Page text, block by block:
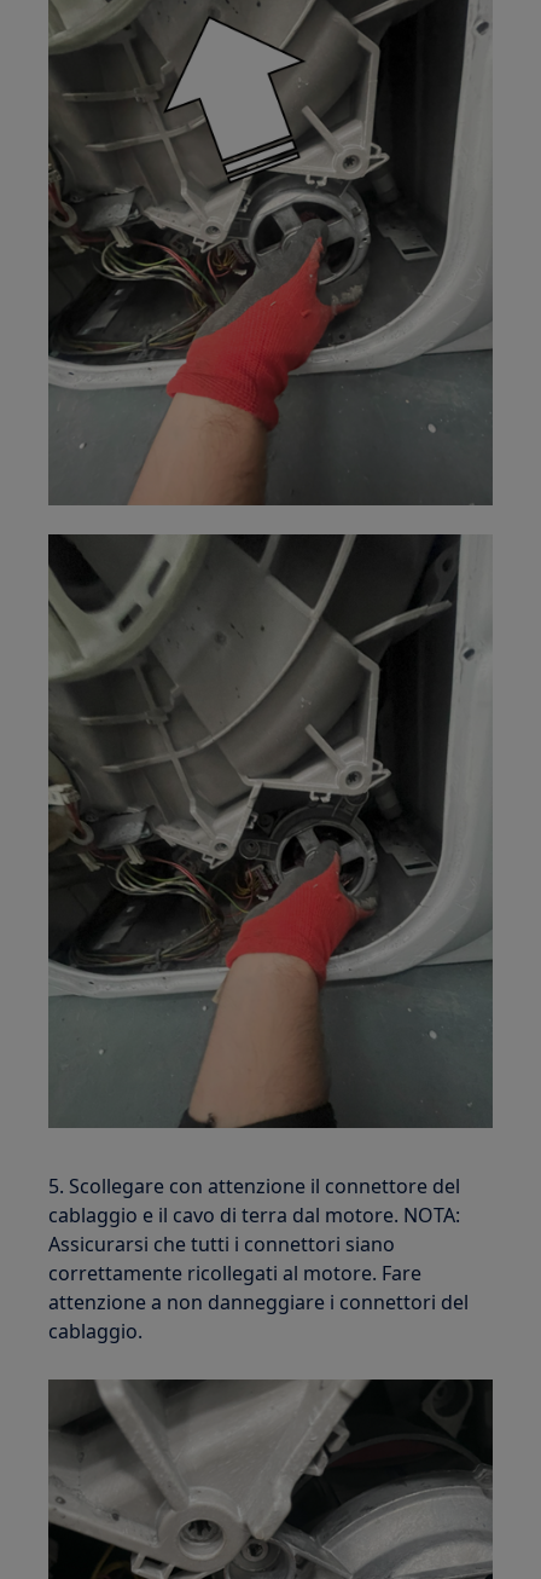
5. Scollegare con attenzione il connettore del
cablaggio e il cavo di terra dal motore. NOTA:
Assicurarsi che tutti i connettori siano
correttamente ricollegati al motore. Fare
attenzione a non danneggiare i connettori del
cablaggio.